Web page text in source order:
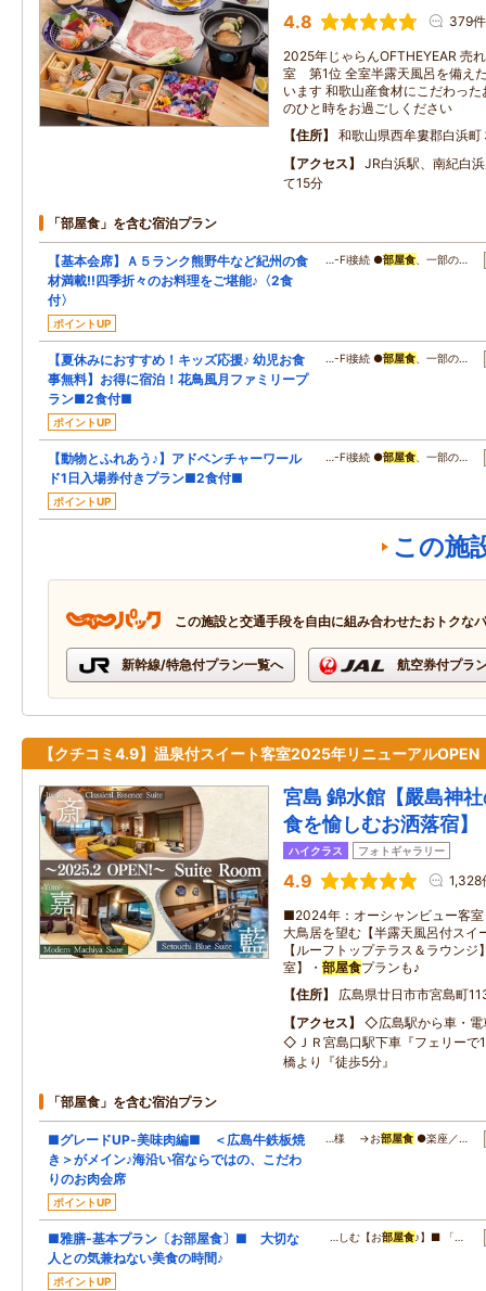
4.8 379件
2025年じゃらんOFTHEYEAR 売
室 第1位 全室半露天風呂を備え
います 和歌山産食材にこだわっ
のひと時をお過ごしください
住所
和歌山県西牟婁郡白浜
アクセス
JR白浜駅、南紀白
て15分
「部屋食」を含む宿泊プラン
【基本会席】Ａ５ランク熊野牛など紀州の食
材満載!!四季折々のお料理をご堪能♪〈2食
付〉
ポイントUP
…-Fi接続 ●部屋食 、一部の…
【夏休みにおすすめ！キッズ応援♪ 幼児お食
事無料】お得に宿泊！花鳥風月ファミリープ
ラン■2食付■
ポイントUP
…-Fi接続 ●部屋食 、一部の…
【動物とふれあう♪】アドベンチャーワール
ド1日入場券付きプラン■2食付■
ポイントUP
…-Fi接続 ●部屋食 、一部の…
この施
この施設と交通手段を自由に組み合わせたおトクな
新幹線/特急付プラン一覧へ 航空券付プラ
【クチコミ4.9】温泉付スイート客室2025年リニューアルOPEN
宮島 錦水館【嚴島神
食を愉しむお洒落宿】
ハイクラス フォトギャラリー
4.9 1,328
■2024年：オーシャンビュー客
大鳥居を望む【半露天風呂付ス
【ルーフトップテラス＆ラウン
室】・ 部屋食プランも♪
住所
広島県廿日市市宮島町
アクセス
◇広島駅から車・
◇ＪＲ宮島口駅下車『フェリー
橋より『徒歩5分』
「部屋食」を含む宿泊プラン
■グレードUP‐美味肉編■ ＜広島牛鉄板焼
き＞がメイン♪海沿い宿ならではの、こだわ
りのお肉会席
ポイントUP
…様 →お部屋食 ●楽座／…
■雅膳‐基本プラン〔お部屋食〕■ 大切な
人との気兼ねない美食の時間♪
ポイントUP
…しむ【お部屋食♪】■ 「…